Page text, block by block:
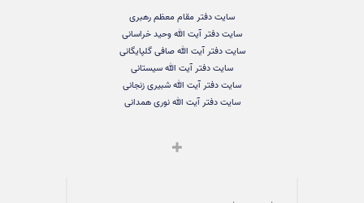
سایت دفتر مقام معظم رهبری
سایت دفتر آیت الله وحید خراسانی
سایت دفتر آیت الله صافی گلپایگانی
سایت دفتر آیت الله سیستانی
سایت دفتر آیت الله شبیری زنجانی
سایت دفتر آیت الله نوری همدانی